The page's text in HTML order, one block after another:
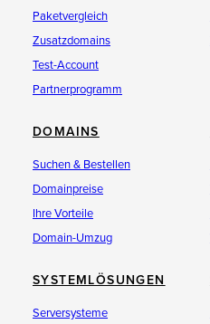
Paketvergleich
Zusatzdomains
Test-Account
Partnerprogramm
DOMAINS
Suchen & Bestellen
Domainpreise
Ihre Vorteile
Domain-Umzug
SYSTEMLÖSUNGEN
Serversysteme